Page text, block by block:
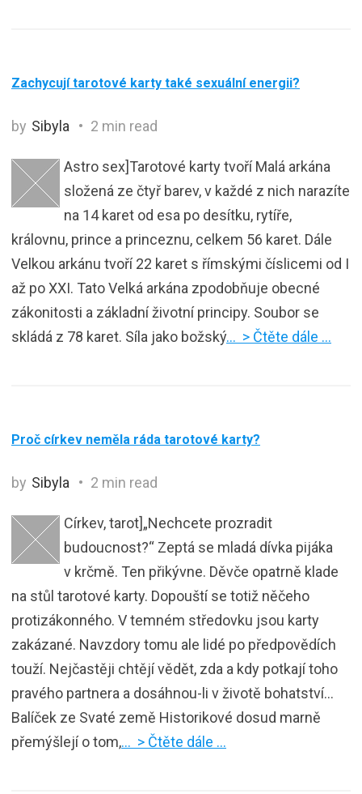
Zachycují tarotové karty také sexuální energii?
by Sibyla 2 min read
Astro sex]Tarotové karty tvoří Malá arkána
složená ze čtyř barev, v každé z nich narazíte
na 14 karet od esa po desítku, rytíře,
královnu, prince a princeznu, celkem 56 karet. Dále
Velkou arkánu tvoří 22 karet s římskými číslicemi od I
až po XXI. Tato Velká arkána zpodobňuje obecné
zákonitosti a základní životní principy. Soubor se
skládá z 78 karet. Síla jako božský… > Čtěte dále …
Proč církev neměla ráda tarotové karty?
by Sibyla 2 min read
Církev, tarot]„Nechcete prozradit
budoucnost?“ Zeptá se mladá dívka pijáka
v krčmě. Ten přikývne. Děvče opatrně klade
na stůl tarotové karty. Dopouští se totiž něčeho
protizákonného. V temném středovku jsou karty
zakázané. Navzdory tomu ale lidé po předpovědích
touží. Nejčastěji chtějí vědět, zda a kdy potkají toho
pravého partnera a dosáhnou-li v životě bohatství…
Balíček ze Svaté země Historikové dosud marně
přemýšlejí o tom,… > Čtěte dále …